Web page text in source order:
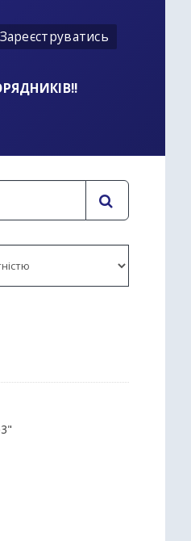
Зареєструватись